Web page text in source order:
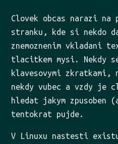
Clovek obcas narazi na
stranku, kde si nekdo
znemoznenim vkladani
tlacitkem mysi. Nekdy
klavesovymi zkratkami,
nekdy vubec a vzdy je
hledat jakym
tentokrat pujde.
V Linuxu nastesti